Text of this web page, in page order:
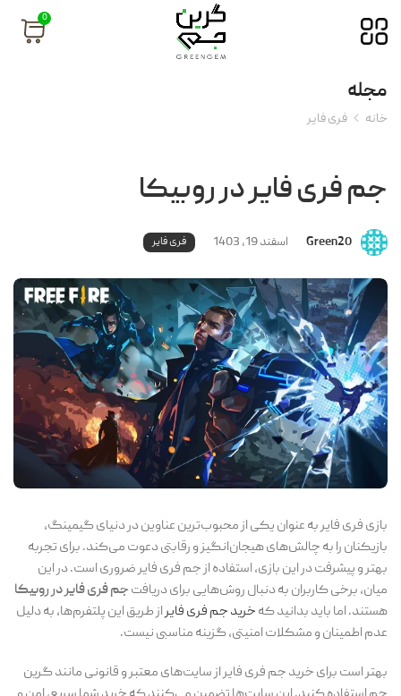
0
مجله
خانه فری فایر
جم فری فایر در روبیکا
Green20 اسفند 19, 1403 فری فایر
بازی فری فایر به عنوان یکی از محبوب‌ترین عناوین در دنیای گیمینگ،
بازیکنان را به چالش‌های هیجان‌انگیز و رقابتی دعوت می‌کند. برای تجربه
بهتر و پیشرفت در این بازی، استفاده از جم فری فایر ضروری است. در این
میان، برخی کاربران به دنبال روش‌هایی برای دریافتجم فری فایر در روبیکا
هستند. اما باید بدانید کهخرید جم فری فایراز طریق این پلتفرم‌ها، به دلیل
عدم اطمینان و مشکلات امنیتی، گزینه مناسبی نیست.
بهتر است برای خرید جم فری فایر از سایت‌های معتبر و قانونی مانند گرین